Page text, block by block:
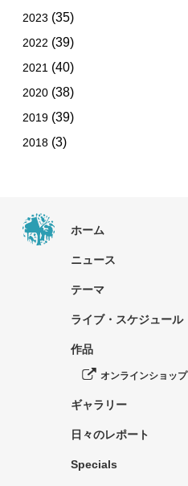
2023 (35)
2022 (39)
2021 (40)
2020 (38)
2019 (39)
2018 (3)
ホーム
ニュース
テーマ
ライブ・スケジュール
作品
オンラインショップ
ギャラリー
日々のレポート
Specials